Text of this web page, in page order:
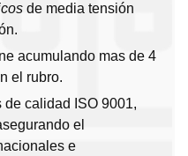
de media tensión
acumulando mas de 4
el rubro.
calidad ISO 9001,
el
e